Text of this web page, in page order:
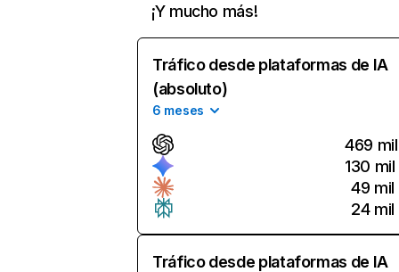
¡Y mucho más!
Tráfico desde plataformas de IA
(absoluto)
6 meses
469 mil
130 mil
49 mil
24 mil
Tráfico desde plataformas de IA